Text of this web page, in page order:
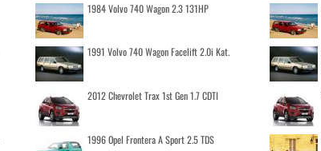
1984 Volvo 740 Wagon 2.3 131HP
1991 Volvo 740 Wagon Facelift 2.0i Kat.
2012 Chevrolet Trax 1st Gen 1.7 CDTI
1996 Opel Frontera A Sport 2.5 TDS